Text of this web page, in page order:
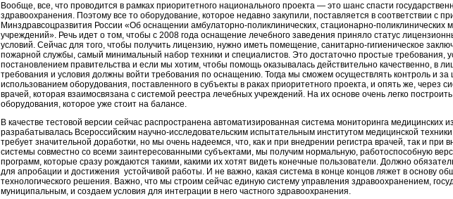
Вообще, все, что проводится в рамках приоритетного национального проекта — это шанс спасти
здравоохранения. Поэтому все то оборудование, которое недавно закупили, поставляется в соответствии с
Минздравсоцразвития России «Об оснащении амбулаторно-поликлинических, стационарно-поликлинических
учреждений». Речь идет о том, чтобы с 2008 года оснащение лечебного заведения приняло статус
условий. Сейчас для того, чтобы получить лицензию, нужно иметь помещение, санитарно-гигиеническое
пожарной службы, самый минимальный набор техники и специалистов. Это достаточно простые требования,
постановлением правительства и если мы хотим, чтобы помощь оказывалась действительно качественно, в
требования и условия должны войти требования по оснащению. Тогда мы сможем осуществлять контроль и за
использованием оборудования, поставленного в субъекты в раках приоритетного проекта, и опять же, через
врачей, которая взаимосвязана с системой реестра лечебных учреждений. На их основе очень легко построить
оборудования, которое уже стоит на балансе.
В качестве тестовой версии сейчас распространена автоматизированная система мониторинга медицинских
разрабатывалась Всероссийским научно-исследовательским испытательным институтом медицинской
требует значительной доработки, но мы очень надеемся, что, как и при внедрении регистра врачей, так и при
системы совместно со всеми заинтересованными субъектами, мы получим нормальную, работоспособную
программ, которые сразу рождаются такими, какими их хотят видеть конечные пользователи. Должно
для апробации и достижения устойчивой работы. И не важно, какая система в конце концов ляжет в основу
технологического решения. Важно, что мы строим сейчас единую систему управления здравоохранением,
муниципальным, и создаем условия для интеграции в него частного здравоохранения.